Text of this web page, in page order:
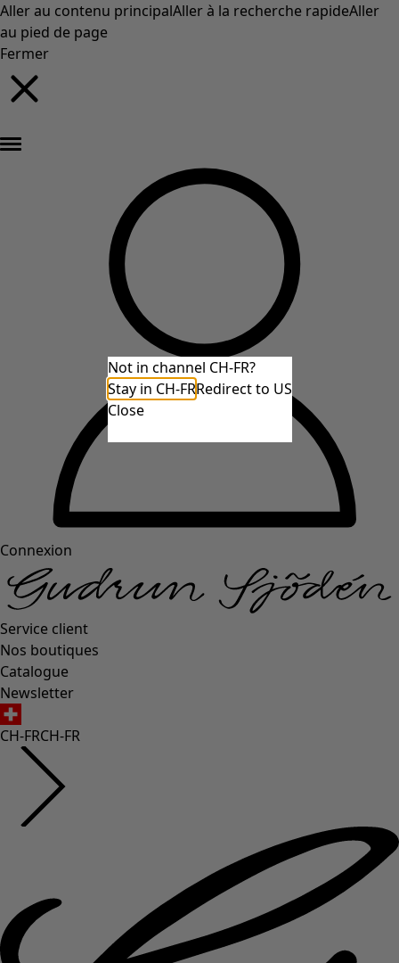
Aller au contenu principalAller à la recherche rapideAller
au pied de page
Fermer
Connexion
Service client
Nos boutiques
Catalogue
Newsletter
CH-FRCH-FR
Not in channel CH-FR?
Stay in CH-FRRedirect to US
Close